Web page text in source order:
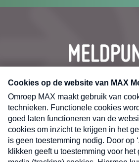
CONTACT
Volg ons